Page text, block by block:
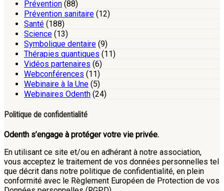
Prévention (88)
Prévention sanitaire (12)
Santé (188)
Science (13)
Symbolique dentaire (9)
Thérapies quantiques (11)
Vidéos partenaires (6)
Webconférences (11)
Webinaire à la Une (5)
Webinaires Odenth (24)
Politique de confidentialité
Odenth s’engage à protéger votre vie privée.
En utilisant ce site et/ou en adhérant à notre association,
vous acceptez le traitement de vos données personnelles tel
que décrit dans notre politique de confidentialité, en plein
conformité avec le Règlement Européen de Protection de vos